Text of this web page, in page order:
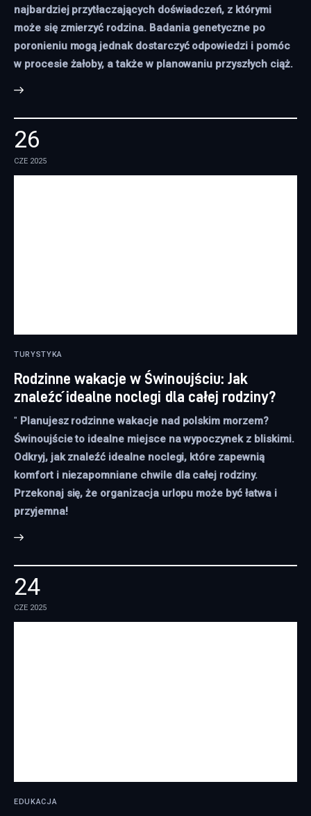
najbardziej przytłaczających doświadczeń, z którymi
może się zmierzyć rodzina. Badania genetyczne po
poronieniu mogą jednak dostarczyć odpowiedzi i pomóc
w procesie żałoby, a także w planowaniu przyszłych ciąż.
26
CZE 2025
TURYSTYKA
Rodzinne wakacje w Świnoujściu: Jak
znaleźć idealne noclegi dla całej rodziny?
" Planujesz rodzinne wakacje nad polskim morzem?
Świnoujście to idealne miejsce na wypoczynek z bliskimi.
Odkryj, jak znaleźć idealne noclegi, które zapewnią
komfort i niezapomniane chwile dla całej rodziny.
Przekonaj się, że organizacja urlopu może być łatwa i
przyjemna!
24
CZE 2025
EDUKACJA